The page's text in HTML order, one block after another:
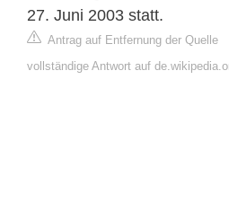
27. Juni 2003 statt.
Antrag auf Entfernung der Quelle
vollständige Antwort auf